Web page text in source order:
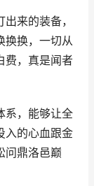
来的装备，
换换，一切从
费，真是闻者
系，能够让全
入的心血跟金
问鼎洛邑巅